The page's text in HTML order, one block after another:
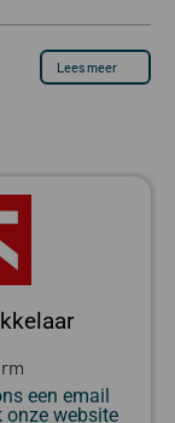
Lees meer
een email
onze website